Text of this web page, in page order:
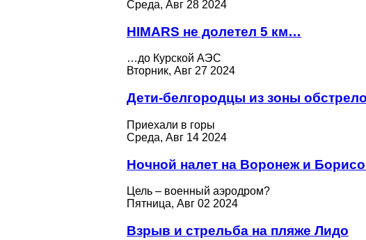
Среда, Авг 28 2024
HIMARS не долетел 5 км…
…до Курской АЭС
Вторник, Авг 27 2024
Дети-белгородцы из зоны
Приехали в горы
Среда, Авг 14 2024
Ночной налет на Воронеж и
Цель – военный аэродром?
Пятница, Авг 02 2024
Взрыв и стрельба на пляже Лидо